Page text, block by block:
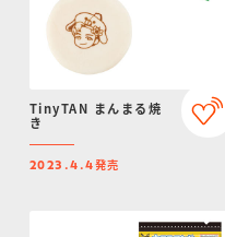
TinyTAN まんまる焼
き
2023.4.4発売